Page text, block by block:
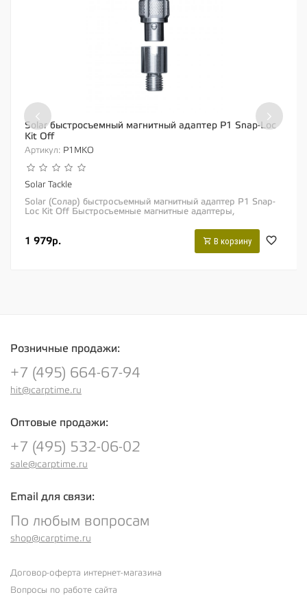
Solar быстросъемный магнитный адаптер P1 Snap-Loc
Kit Off
Артикул: P1MKO
Solar Tackle
Solar (Солар) быстросъемный магнитный адаптер P1 Snap-
Loc Kit Off Быстросъемные магнитные адаптеры,
1 979р. В корзину
‹ ›
Розничные продажи:
+7 (495) 664-67-94
hit@carptime.ru
Оптовые продажи:
+7 (495) 532-06-02
sale@carptime.ru
Email для связи:
По любым вопросам
shop@carptime.ru
Договор-оферта интернет-магазина
Вопросы по работе сайта